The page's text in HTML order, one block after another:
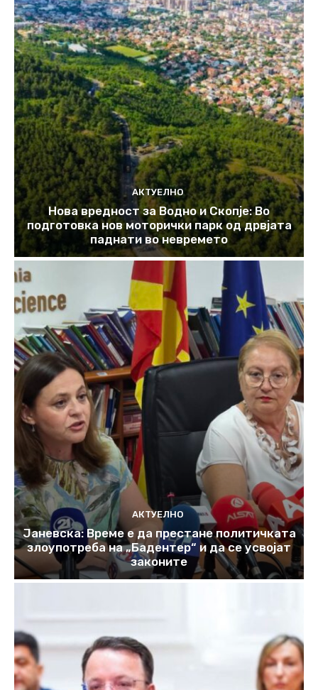
АКТУЕЛНО
Нова вредност за Водно и Скопје: Во
подготовка нов моторички парк од дрвјата
паднати во невремето
АКТУЕЛНО
Јаневска: Време е да престане политичката
злоупотреба на „Бадентер“ и да се усвојат
законите